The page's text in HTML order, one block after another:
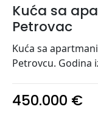
Kuća sa
Petrovac
Kuća sa
Petrovcu. Godina
450.000 €